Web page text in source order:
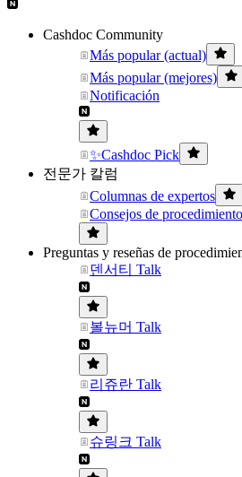
Cashdoc Community
Más popular (actual)
Más popular (mejores)
Notificación
✨Cashdoc Pick
전문가 칼럼
Columnas de expertos
Consejos de
Preguntas y reseñas de
덴서티 Talk
볼뉴머 Talk
리쥬란 Talk
슈링크 Talk